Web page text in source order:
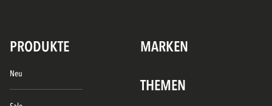
PRODUKTE MARKEN
Neu
THEMEN